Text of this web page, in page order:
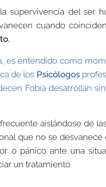
supervivencia del ser
cuando
es entendido como
de los Psicólogos
Fobia desarrollan
aislándose de
que no se
o pánico ante una
un tratamiento